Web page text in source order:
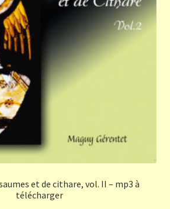
et de cithare, vol. II – mp3 à
télécharger